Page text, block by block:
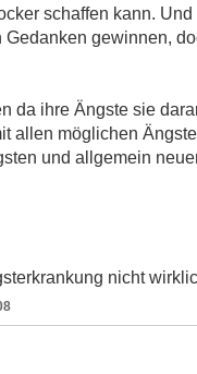
schaffen kann.
gewinnen,
da ihre Ängste sie
allen möglichen
und allgemein
nicht